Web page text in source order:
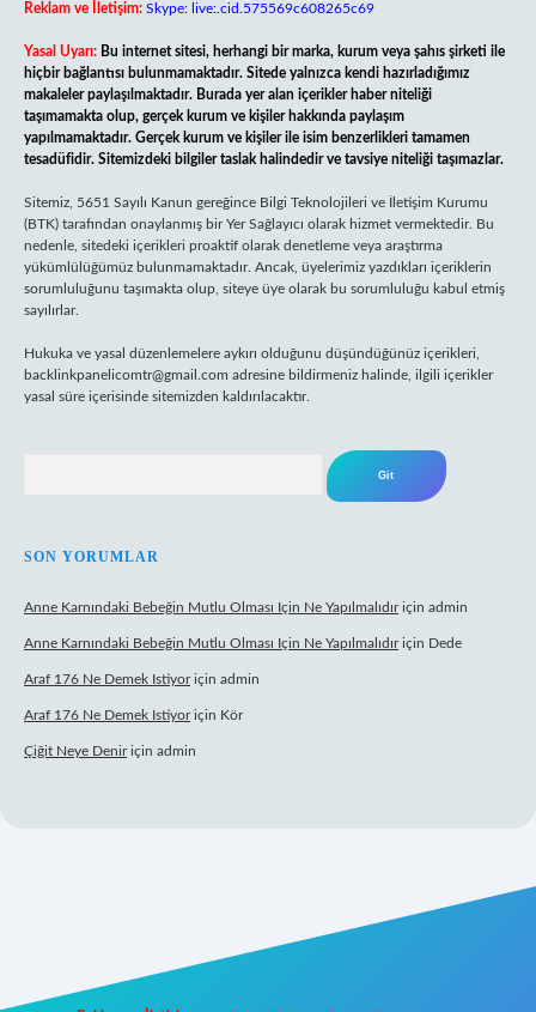
Reklam ve İletişim: Skype: live:.cid.575569c608265c69
Yasal Uyarı: Bu internet sitesi, herhangi bir marka, kurum veya şahıs şirketi ile
hiçbir bağlantısı bulunmamaktadır. Sitede yalnızca kendi hazırladığımız
makaleler paylaşılmaktadır. Burada yer alan içerikler haber niteliği
taşımamakta olup, gerçek kurum ve kişiler hakkında paylaşım
yapılmamaktadır. Gerçek kurum ve kişiler ile isim benzerlikleri tamamen
tesadüfidir. Sitemizdeki bilgiler taslak halindedir ve tavsiye niteliği taşımazlar.
Sitemiz, 5651 Sayılı Kanun gereğince Bilgi Teknolojileri ve İletişim Kurumu
(BTK) tarafından onaylanmış bir Yer Sağlayıcı olarak hizmet vermektedir. Bu
nedenle, sitedeki içerikleri proaktif olarak denetleme veya araştırma
yükümlülüğümüz bulunmamaktadır. Ancak, üyelerimiz yazdıkları içeriklerin
sorumluluğunu taşımakta olup, siteye üye olarak bu sorumluluğu kabul etmiş
sayılırlar.
Hukuka ve yasal düzenlemelere aykırı olduğunu düşündüğünüz içerikleri,
backlinkpanelicomtr@gmail.com adresine bildirmeniz halinde, ilgili içerikler
yasal süre içerisinde sitemizden kaldırılacaktır.
SON YORUMLAR
Anne Karnındaki Bebeğin Mutlu Olması Için Ne Yapılmalıdıriçin admin
Anne Karnındaki Bebeğin Mutlu Olması Için Ne Yapılmalıdıriçin Dede
Araf 176 Ne Demek Istiyoriçin admin
Araf 176 Ne Demek Istiyoriçin Kör
Çiğit Neye Deniriçin admin